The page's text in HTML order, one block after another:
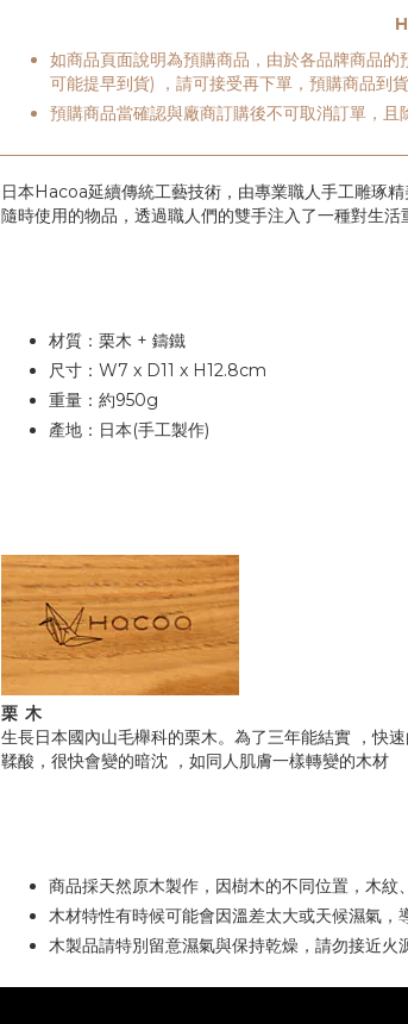
如商品頁面說明為預購商品，由於各品牌商品
可能提早到貨) ，請可接受再下單，預購商品到
預購商品當確認與廠商訂購後不可取消訂單，且
日本Hacoa延續傳統工藝技術，由專業職人手工雕琢
隨時使用的物品，透過職人們的雙手注入了一種對生
材質：栗木 + 鑄鐵
尺寸：W7 x D11 x H12.8cm
重量：約950g
產地：日本(手工製作)
栗木
生長日本國內山毛櫸科的栗木。為了三年能結實 ，快
鞣酸，很快會變的暗沈 ，如同人肌膚一樣轉變的木材
商品採天然原木製作，因樹木的不同位置，木
木材特性有時候可能會因溫差太大或天候濕氣
木製品請特別留意濕氣與保持乾燥，請勿接近火